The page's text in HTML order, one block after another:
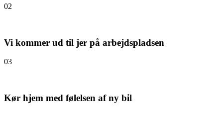
02
Vi kommer ud til jer på arbejdspladsen
03
Kør hjem med følelsen af ny bil